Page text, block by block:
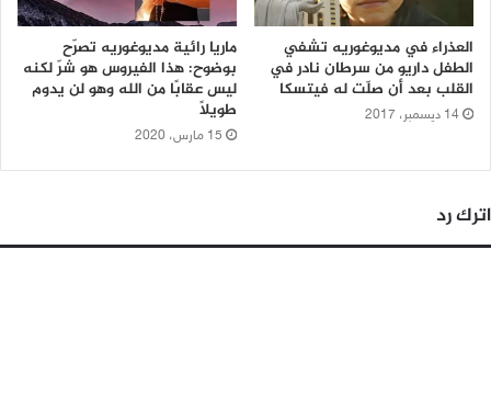
العذراء في مديوغوريه تشفي
الطفل داريو من سرطان نادر في
القلب بعد أن صلّت له فيتسكا
14 ديسمبر، 2017
ماريا رائية مديوغوريه تصرّح
بوضوح: هذا الفيروس هو شرّ لكنه
ليس عقابًا من الله وهو لن يدوم
طويلًا
15 مارس، 2020
اترك رد